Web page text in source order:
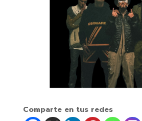
Comparte en tus redes